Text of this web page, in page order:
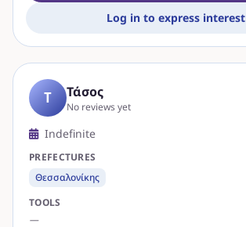
Log in to express interest
Τ Τάσος
No reviews yet
Indefinite
PREFECTURES
Θεσσαλονίκης
TOOLS
—